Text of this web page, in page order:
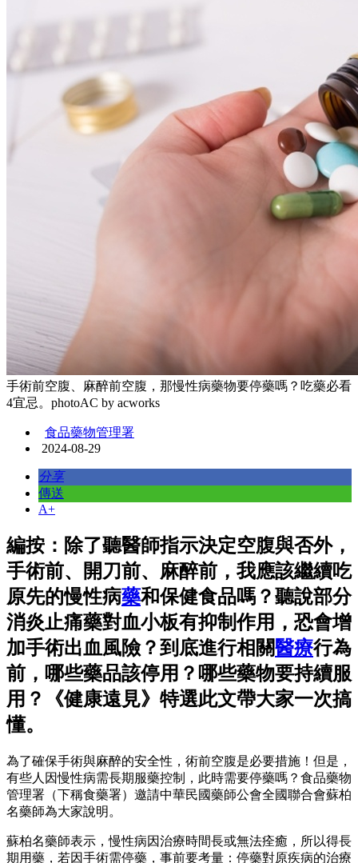
手術前空腹、麻醉前空腹，那慢性病藥物要停藥嗎？吃藥必看
4宜忌。photoAC by acworks
食品藥物管理署
2024-08-29
分享
傳送
A+
編按：除了聽醫師指示決定空腹與否外，
手術前、開刀前、麻醉前，我應該繼續吃
原先的慢性病藥和保健食品嗎？聽說部分
消炎止痛藥對血小板有抑制作用，恐會增
加手術出血風險？到底進行相關醫療行為
前，哪些藥品該停用？哪些藥物要持續服
用？《健康遠見》特選此文帶大家一次搞
懂。
為了確保手術與麻醉的安全性，術前空腹是必要措施！但是，
有些人因慢性病需長期服藥控制，此時需要停藥嗎？食品藥物
管理署（下稱食藥署）邀請中華民國藥師公會全國聯合會蘇柏
名藥師為大家說明。
蘇柏名藥師表示，慢性病因治療時間長或無法痊癒，所以得長
期用藥，若因手術需停藥，事前要考量：停藥對原疾病的治療